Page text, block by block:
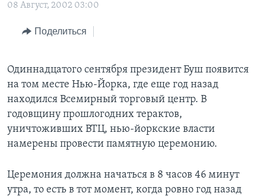
навигации
НОВОСТИ ЗА МИНУТУ
ИТОГИ
ДИСКУССИЯ VOA
ДЕТАЛИ
НЬЮ-ЙОРК NEW YORK
УЧИМ АНГЛИЙСКИЙ
НАША АМЕРИКАНСКАЯ ИСТОРИЯ
АРТЕФАКТЫ
АМЕРИКАНСКИЕ ГОРОДКИ
ТЕСТЫ
ЭКСПЕРТИЗА
ИНТЕРВЬЮ
ЗА СВОБОДУ ПРЕССЫ
УЧИМ АНГЛИЙСКИЙ
ВИДЕО
ПОДПИСКА НА НОВОСТИ
Learning English
08 Август, 2002 03:00
Поделиться
Одиннадцатого сентября президент Буш появится
на том месте Нью-Йорка, где еще год назад
находился Всемирный торговый центр. В
годовщину прошлогодних терактов,
уничтоживших ВТЦ, нью-йоркские власти
намерены провести памятную церемонию.
Церемония должна начаться в 8 часов 46 минут
утра, то есть в тот момент, когда ровно год назад